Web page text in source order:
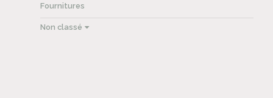
Fournitures
Non classé